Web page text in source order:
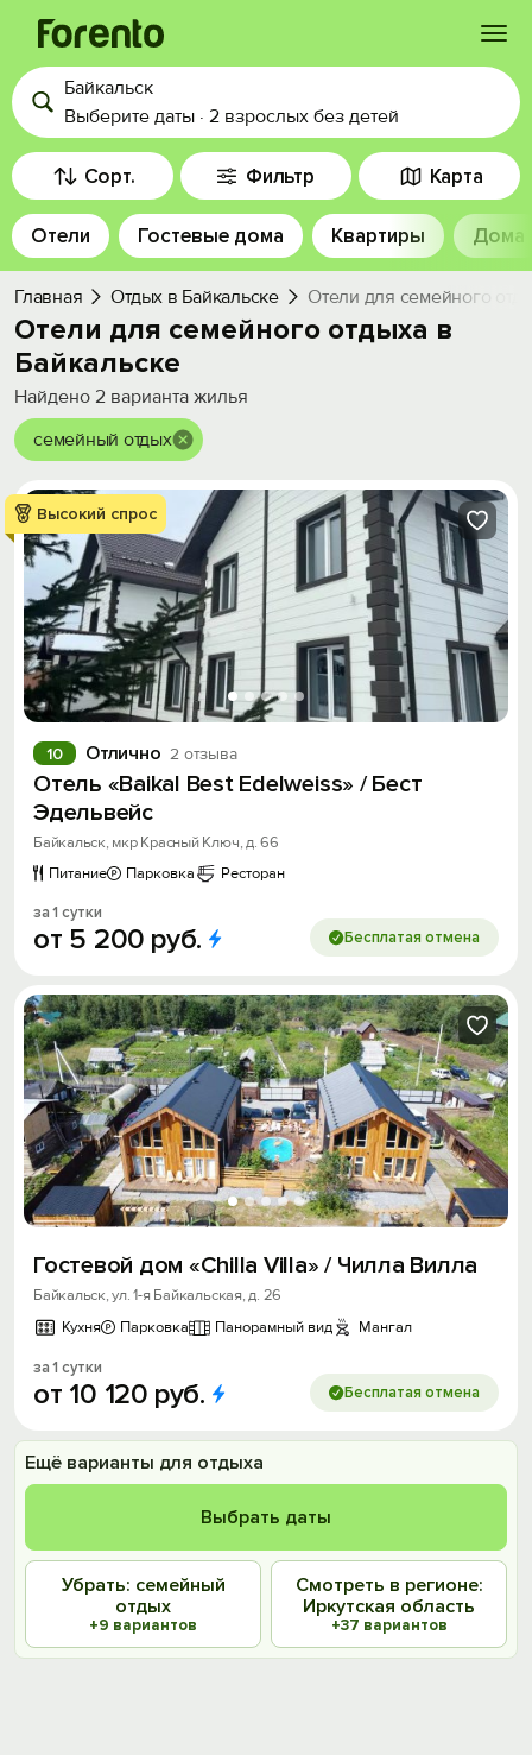
Войти
Избранное
История просмотра
Добавить свой объект
Байкальск
Выберите даты · 2 взрослых без детей
Сорт. Фильтр Карта
Отели Гостевые дома Квартиры Дома
Главная Отдых в Байкальске Отели для семейного
Отели для семейного отдыха в
Байкальске
Найдено 2 варианта жилья
семейный отдых
Высокий спрос
Отлично 2 отзыва
10
Отель «Baikal Best Edelweiss» / Бест
Эдельвейс
Байкальск, мкр Красный Ключ, д. 66
Питание
Парковка Ресторан
за 1 сутки
от 5 200 руб. Бесплатая отмена
Гостевой дом «Chilla Villa» / Чилла Вилла
Байкальск, ул. 1-я Байкальская, д. 26
Кухня
Парковка Панорамный вид Мангал
за 1 сутки
от 10 120 руб. Бесплатая отмена
Ещё варианты для отдыха
Выбрать даты
Убрать: семейный
отдых
+9 вариантов
Смотреть в регионе:
Иркутская область
+37 вариантов